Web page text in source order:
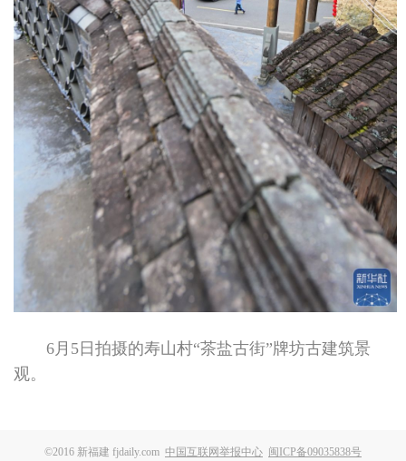
6月5日拍摄的寿山村“茶盐古街”牌坊古建筑景
观。
©2016 新福建 fjdaily.com 中国互联网举报中心 闽ICP备09035838号